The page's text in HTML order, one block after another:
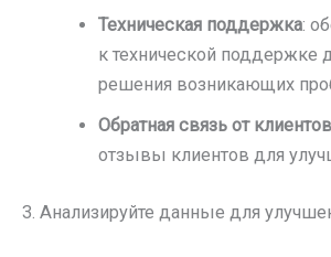
Техническая поддержка:
к технической поддержке
решения возникающих
Обратная связь от
отзывы клиентов для
3. Анализируйте данные для